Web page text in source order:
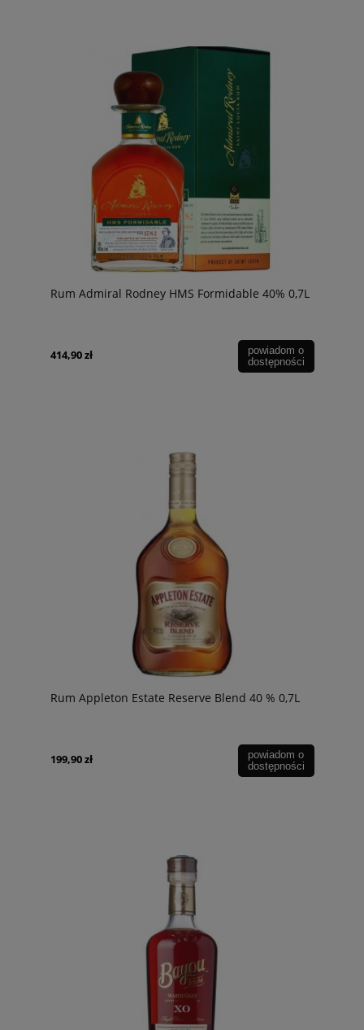
Rum Admiral Rodney HMS Formidable 40% 0,7L
414,90 zł
powiadom o
dostępności
Rum Appleton Estate Reserve Blend 40 % 0,7L
199,90 zł
powiadom o
dostępności